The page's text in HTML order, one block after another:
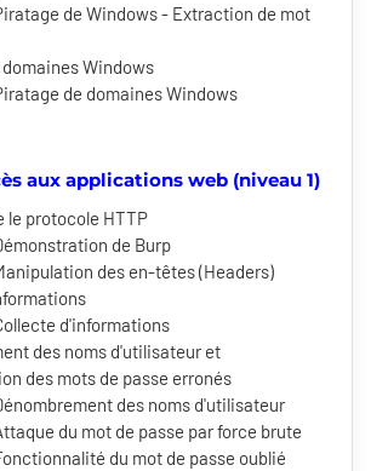
de Windows - Extraction de mot
Windows
de domaines Windows
aux applications web (niveau 1)
le protocole HTTP
de Burp
des en-têtes (Headers)
d'informations
des noms d'utilisateur et
des mots de passe erronés
des noms d'utilisateur
du mot de passe par force brute
du mot de passe oublié